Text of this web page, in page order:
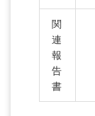
関
連
報
告
書